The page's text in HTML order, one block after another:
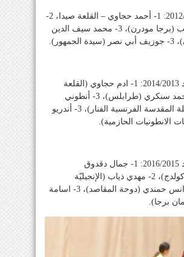
الذكور 2012/2011: 1- أحمد حجاوي – القلعة صيدا، 2-
محمد الخطيب (برجا مودرن)، 3- محمد سيف الدين
الذكور مواليد 2014/2013: 1- ادم حجاوي (القلعة
صيدا)، 2- محمد سنكري (طرابلس)، 3- أنطوني
الحايك (العائلة المقدسة الفرنسية الفنار)، 3- أندريو
الانطونيات الحازمية).
الذكور مواليد 2016/2015: 1- جمال دقدوق
(يونيفرسال كولدج)، 2- مهدي ذياب (الإنجيليّة
النبطية)، 3- انس حمندي (دوحة المقاصد)، 3- اسامة
برجا).